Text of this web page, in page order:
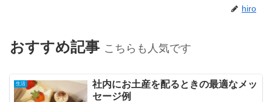
hiro
おすすめ記事 こちらも人気です
生活
社内にお土産を配るときの最適なメッ
セージ例